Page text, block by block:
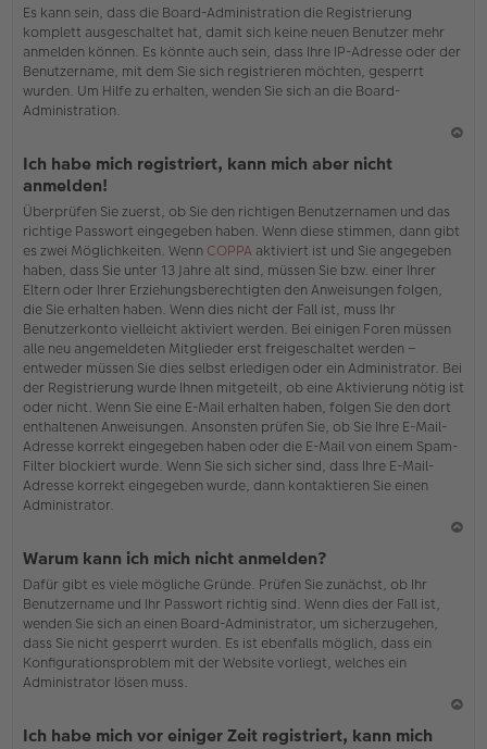
b
Es kann sein, dass die Board-Administration die Registrierung
komplett ausgeschaltet hat, damit sich keine neuen Benutzer mehr
anmelden können. Es könnte auch sein, dass Ihre IP-Adresse oder der
Benutzername, mit dem Sie sich registrieren möchten, gesperrt
wurden. Um Hilfe zu erhalten, wenden Sie sich an die Board-
Administration.
b
en
Ich habe mich registriert, kann mich aber nicht
anmelden!
Überprüfen Sie zuerst, ob Sie den richtigen Benutzernamen und das
richtige Passwort eingegeben haben. Wenn diese stimmen, dann gibt
es zwei Möglichkeiten. Wenn COPPA aktiviert ist und Sie angegeben
haben, dass Sie unter 13 Jahre alt sind, müssen Sie bzw. einer Ihrer
Eltern oder Ihrer Erziehungsberechtigten den Anweisungen folgen,
die Sie erhalten haben. Wenn dies nicht der Fall ist, muss Ihr
Benutzerkonto vielleicht aktiviert werden. Bei einigen Foren müssen
alle neu angemeldeten Mitglieder erst freigeschaltet werden –
entweder müssen Sie dies selbst erledigen oder ein Administrator. Bei
der Registrierung wurde Ihnen mitgeteilt, ob eine Aktivierung nötig ist
oder nicht. Wenn Sie eine E-Mail erhalten haben, folgen Sie den dort
enthaltenen Anweisungen. Ansonsten prüfen Sie, ob Sie Ihre E-Mail-
Adresse korrekt eingegeben haben oder die E-Mail von einem Spam-
Filter blockiert wurde. Wenn Sie sich sicher sind, dass Ihre E-Mail-
Adresse korrekt eingegeben wurde, dann kontaktieren Sie einen
Administrator.
Warum kann ich mich nicht anmelden?
Dafür gibt es viele mögliche Gründe. Prüfen Sie zunächst, ob Ihr
Benutzername und Ihr Passwort richtig sind. Wenn dies der Fall ist,
wenden Sie sich an einen Board-Administrator, um sicherzugehen,
dass Sie nicht gesperrt wurden. Es ist ebenfalls möglich, dass ein
Konfigurationsproblem mit der Website vorliegt, welches ein
Administrator lösen muss.
Ich habe mich vor einiger Zeit registriert, kann mich